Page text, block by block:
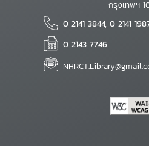
กรุงเทพฯ
0 2141 3844, 0 2141
0 2143 7746